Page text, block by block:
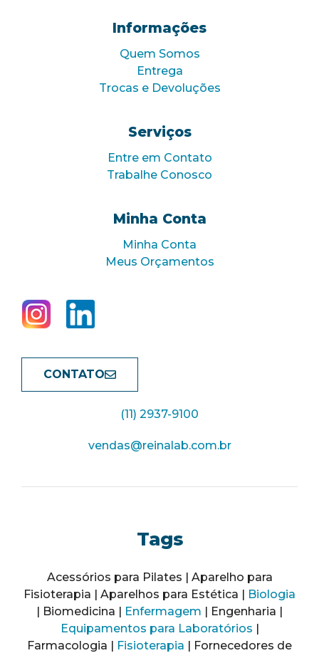
Informações
Quem Somos
Entrega
Trocas e Devoluções
Serviços
Entre em Contato
Trabalhe Conosco
Minha Conta
Minha Conta
Meus Orçamentos
CONTATO
(11) 2937-9100
vendas@reinalab.com.br
Tags
Acessórios para Pilates | Aparelho para
Fisioterapia | Aparelhos para Estética |
Biologia
| Biomedicina |
Enfermagem | Engenharia |
Equipamentos para Laboratórios
Farmacologia |
Fisioterapia | Fornecedores de